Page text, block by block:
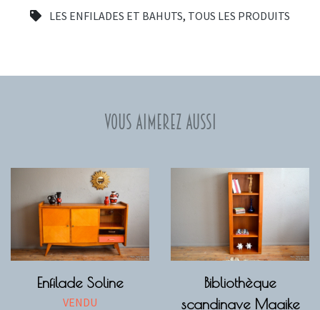
LES ENFILADES ET BAHUTS, TOUS LES PRODUITS
Vous aimerez aussi
Enfilade Soline
VENDU
Bibliothèque
scandinave Maaike